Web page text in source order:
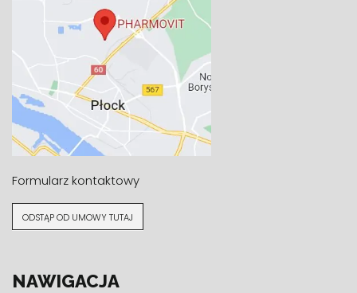
Formularz kontaktowy
ODSTĄP OD UMOWY TUTAJ
NAWIGACJA